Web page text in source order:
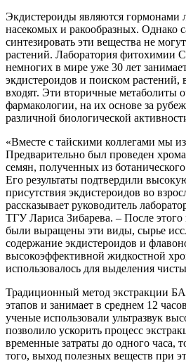
Экдистероиды являются гормонами
насекомых и ракообразных. Однако
синтезировать эти вещества не
растений. Лаборатория фитохимии
немногих в мире уже 30 лет
экдистероидов и поиском растений,
входят. Эти вторичные метаболиты
фармакологии, на их основе за
различной биологической
«Вместе с тайскими коллегами мы
Предварительно был проведен
семян, полученных из
Его результаты подтвердили
присутствия экдистероидов во
рассказывает руководитель
ТГУ Лариса Зибарева. – После
были выращены эти виды, сырье
содержание экдистероидов и
высокоэффективной жидкостной
использовалось для выделения
Традиционный метод экстракции
этапов и занимает в среднем 12
ученые использовали ультразвук
позволило ускорить процесс
временные затраты до одного часа,
того, выход полезных веществ при